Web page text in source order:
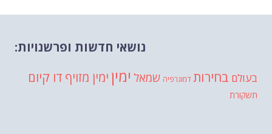
נושאי חדשות ופרשנויות:
בעולם בחירות דמוגרפיה שמאל ימין ימין מזויף דו קיום
תשקורת